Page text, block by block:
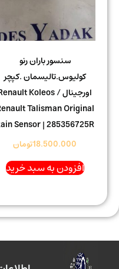
سنسور باران رنو
کولیوس.تالیسمان .کپچر
اورجینال Renault Koleos /
Renault Talisman Original
Rain Sensor | 285356725R
18.500.000تومان
افزودن به سبد خرید